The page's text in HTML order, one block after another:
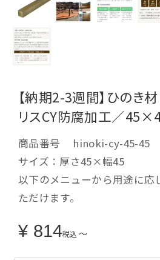
【納期2-3週間】ひのき材
リスCY防腐加工／
商品番号
hinoki-cy-45-45
サイズ：厚さ45×幅45
以下のメニューから用途に応
ただけます。
¥ 814税込 〜